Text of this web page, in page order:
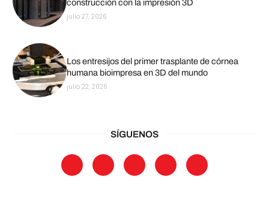
construcción con la impresión 3D
julio 27, 2026
Los entresijos del primer trasplante de córnea
humana bioimpresa en 3D del mundo
julio 22, 2026
SÍGUENOS